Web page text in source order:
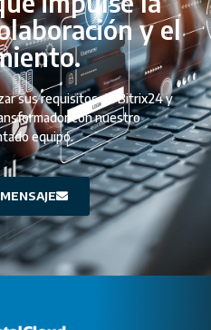
y el
sus requisitos de Bitrix24 y
con nuestro
equipo.